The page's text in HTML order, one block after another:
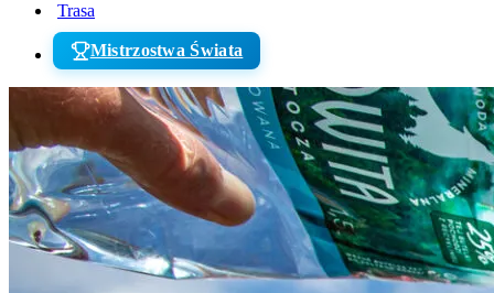
Trasa
Mistrzostwa Świata